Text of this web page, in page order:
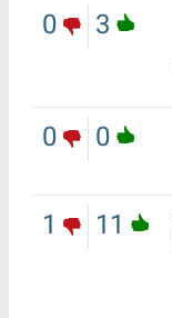
3
0
0
0
11
1